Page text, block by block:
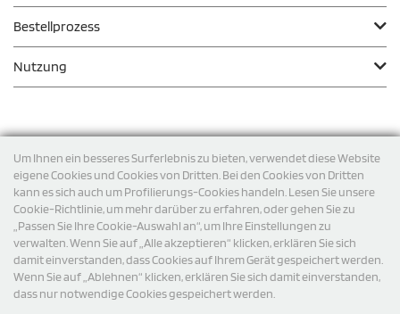
Um Ihnen ein besseres Surferlebnis zu bieten, verwendet diese Website
eigene Cookies und Cookies von Dritten. Bei den Cookies von Dritten
kann es sich auch um Profilierungs-Cookies handeln. Lesen Sie unsere
Cookie-Richtlinie, um mehr darüber zu erfahren, oder gehen Sie zu
„Passen Sie Ihre Cookie-Auswahl an“, um Ihre Einstellungen zu
verwalten. Wenn Sie auf „Alle akzeptieren“ klicken, erklären Sie sich
damit einverstanden, dass Cookies auf Ihrem Gerät gespeichert werden.
Wenn Sie auf „Ablehnen“ klicken, erklären Sie sich damit einverstanden,
dass nur notwendige Cookies gespeichert werden.
Bestellprozess
Nutzung
Versand